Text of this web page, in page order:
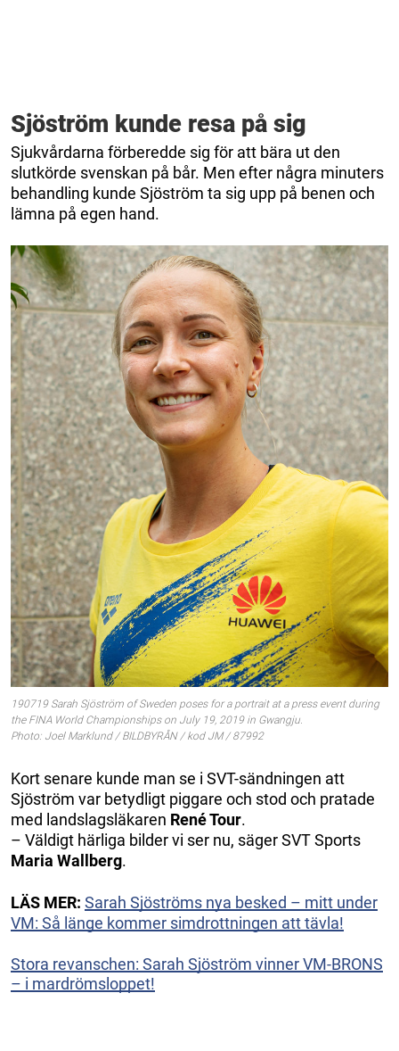
Sjöström kunde resa på sig
Sjukvårdarna förberedde sig för att bära ut den
slutkörde svenskan på bår. Men efter några minuters
behandling kunde Sjöström ta sig upp på benen och
lämna på egen hand.
190719 Sarah Sjöström of Sweden poses for a portrait at a press event during
the FINA World Championships on July 19, 2019 in Gwangju.
Photo: Joel Marklund / BILDBYRÅN / kod JM / 87992
Kort senare kunde man se i SVT-sändningen att
Sjöström var betydligt piggare och stod och pratade
med landslagsläkaren René Tour.
– Väldigt härliga bilder vi ser nu, säger SVT Sports
Maria Wallberg.
LÄS MER: Sarah Sjöströms nya besked – mitt under
VM: Så länge kommer simdrottningen att tävla!
Stora revanschen: Sarah Sjöström vinner VM-BRONS
– i mardrömsloppet!